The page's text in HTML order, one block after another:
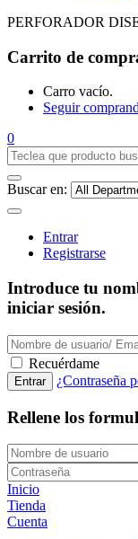
PERFORADOR
Carrito de
Carro vacío.
Seguir
0
Buscar en:
Entrar
Registrarse
Introduce tu
iniciar sesión.
Recuérdame
¿Contraseña
Rellene los
Inicio
Tienda
Cuenta